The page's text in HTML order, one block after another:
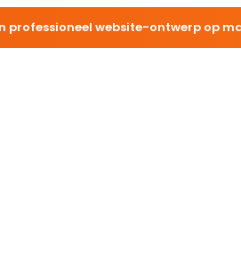
professioneel website-ontwerp op